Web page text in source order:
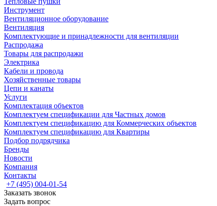
Инструмент
Вентиляционное оборудование
Вентиляция
Комплектующие и принадлежности для вентиляции
Распродажа
Товары для распродажи
Электрика
Кабели и провода
Хозяйственные товары
Цепи и канаты
Услуги
Комплектация объектов
Комплектуем спецификации для Частных домов
Комплектуем спецификацию для Коммерческих объектов
Комплектуем спецификацию для Квартиры
Подбор подрядчика
Бренды
Новости
Компания
Контакты
+7 (495) 004-01-54
Заказать звонок
Задать вопрос